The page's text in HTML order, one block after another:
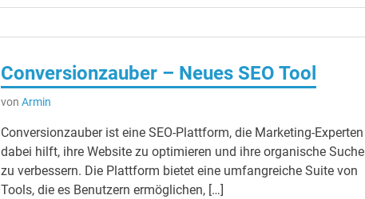
Conversionzauber – Neues SEO Tool
vonArmin
Conversionzauber ist eine SEO-Plattform, die Marketing-Experten
dabei hilft, ihre Website zu optimieren und ihre organische Suche
zu verbessern. Die Plattform bietet eine umfangreiche Suite von
Tools, die es Benutzern ermöglichen, […]